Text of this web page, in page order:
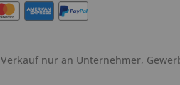
Verkauf nur an Unternehmer,